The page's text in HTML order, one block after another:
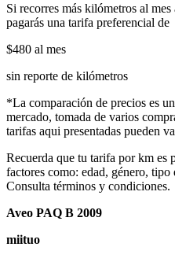
Si recorres más kilómetros al
pagarás una tarifa preferencial de
$480 al mes
sin reporte de kilómetros
*La comparación de precios es
mercado, tomada de varios
tarifas aqui presentadas pueden
Recuerda que tu tarifa por km es
factores como: edad, género,
Consulta términos y condiciones.
Aveo PAQ B 2009
miituo